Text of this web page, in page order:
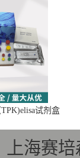
试剂盒
上海赛